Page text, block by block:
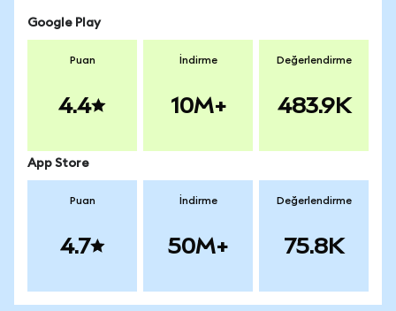
Google Play
Puan
4.4
İndirme
10M+
Değerlendirme
483.9K
App Store
Puan
4.7
İndirme
50M+
Değerlendirme
75.8K